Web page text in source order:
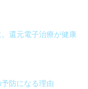
還元電子治療が健康
防になる理由